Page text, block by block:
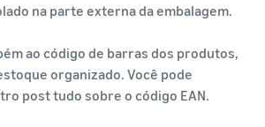
na parte externa da embalagem.
ao código de barras dos produtos,
organizado. Você pode
post tudo sobre o código EAN.